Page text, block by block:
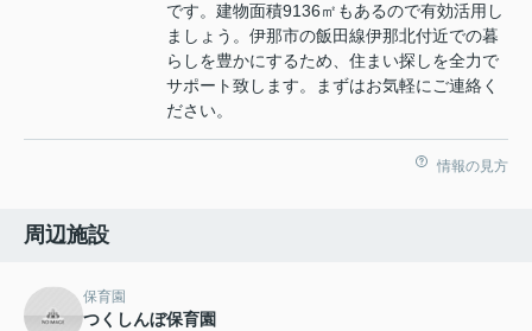
です。建物面積9136㎡もあるので有効活用し
ましょう。伊那市の飯田線伊那北付近での暮
らしを豊かにするため、住まい探しを全力で
サポート致します。まずはお気軽にご連絡く
ださい。
情報の見方
周辺施設
保育園
つくしんぼ保育園